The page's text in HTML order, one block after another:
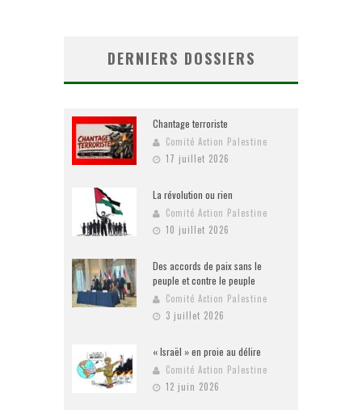
DERNIERS DOSSIERS
Chantage terroriste
Comité Action Palestine
17 juillet 2026
La révolution ou rien
Comité Action Palestine
10 juillet 2026
Des accords de paix sans le
peuple et contre le peuple
Comité Action Palestine
3 juillet 2026
« Israël » en proie au délire
Comité Action Palestine
12 juin 2026